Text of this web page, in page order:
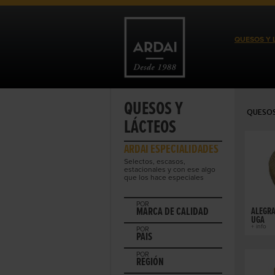
QUESOS Y
QUESOS Y
LÁCTEOS
ARDAI ESPECIALIDADES
Selectos, escasos,
estacionales y con ese algo
que los hace especiales
POR
MARCA DE CALIDAD
POR
PAIS
POR
REGIÓN
UGA
+ info